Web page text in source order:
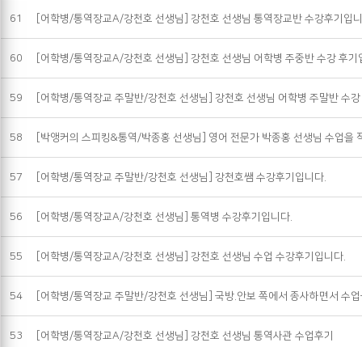
61 [어학병/통역장교A/강천호 선생님] 강천호 선생님 통역장교반 수강후기입
60 [어학병/통역장교A/강천호 선생님] 강천호 선생님 어학병 주중반 수강 후기
59 [어학병/통역장교 주말반/강천호 선생님] 강천호 선생님 어학병 주말반 수
58 [박앵커의 스피킹&통역/박종홍 선생님] 영어 전문가 박종홍 선생님 수업을
57 [어학병/통역장교 주말반/강천호 선생님] 강천호쌤 수강후기입니다.
56 [어학병/통역장교A/강천호 선생님] 통역병 수강후기입니다.
55 [어학병/통역장교A/강천호 선생님] 강천호 선생님 수업 수강후기입니다.
54 [어학병/통역장교 주말반/강천호 선생님] 국방.안보 쪽에서 종사하면서 수
53 [어학병/통역장교A/강천호 선생님] 강천호 선생님 통역사관 수업후기